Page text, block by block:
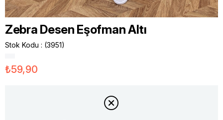
Zebra Desen Eşofman Altı
Stok Kodu (3951)
₺59,90